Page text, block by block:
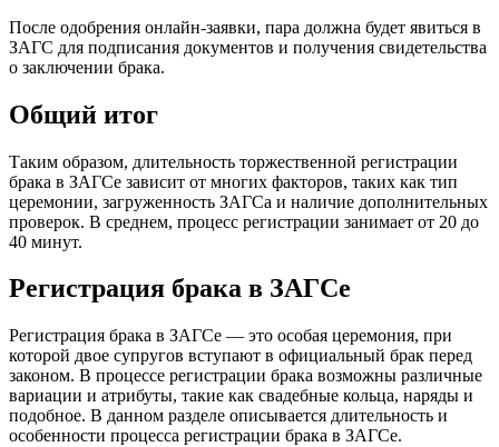
После одобрения онлайн-заявки, пара должна будет явиться в
ЗАГС для подписания документов и получения свидетельства
о заключении брака.
Общий итог
Таким образом, длительность торжественной регистрации
брака в ЗАГСе зависит от многих факторов, таких как тип
церемонии, загруженность ЗАГСа и наличие дополнительных
проверок. В среднем, процесс регистрации занимает от 20 до
40 минут.
Регистрация брака в ЗАГСе
Регистрация брака в ЗАГСе — это особая церемония, при
которой двое супругов вступают в официальный брак перед
законом. В процессе регистрации брака возможны различные
вариации и атрибуты, такие как свадебные кольца, наряды и
подобное. В данном разделе описывается длительность и
особенности процесса регистрации брака в ЗАГСе.